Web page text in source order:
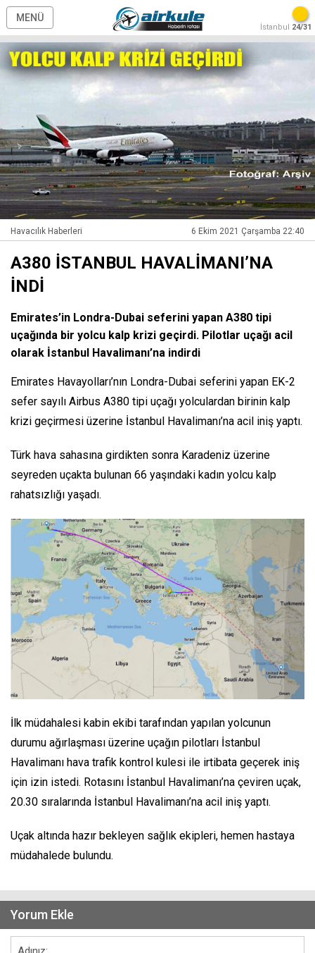
MENÜ
İstanbul 24/31
Havacılık Haberleri 6 Ekim 2021 Çarşamba 22:40
A380 İSTANBUL HAVALİMANI’NA
İNDİ
Emirates’in Londra-Dubai seferini yapan A380 tipi
uçağında bir yolcu kalp krizi geçirdi. Pilotlar uçağı acil
olarak İstanbul Havalimanı’na indirdi
Emirates Havayolları’nın Londra-Dubai seferini yapan EK-2
sefer sayılı Airbus A380 tipi uçağı yolculardan birinin kalp
krizi geçirmesi üzerine İstanbul Havalimanı’na acil iniş yaptı.
Türk hava sahasına girdikten sonra Karadeniz üzerine
seyreden uçakta bulunan 66 yaşındaki kadın yolcu kalp
rahatsızlığı yaşadı.
İlk müdahalesi kabin ekibi tarafından yapılan yolcunun
durumu ağırlaşması üzerine uçağın pilotları İstanbul
Havalimanı hava trafik kontrol kulesi ile irtibata geçerek iniş
için izin istedi. Rotasını İstanbul Havalimanı’na çeviren uçak,
20.30 sıralarında İstanbul Havalimanı’na acil iniş yaptı.
Uçak altında hazır bekleyen sağlık ekipleri, hemen hastaya
müdahalede bulundu.
Yorum Ekle